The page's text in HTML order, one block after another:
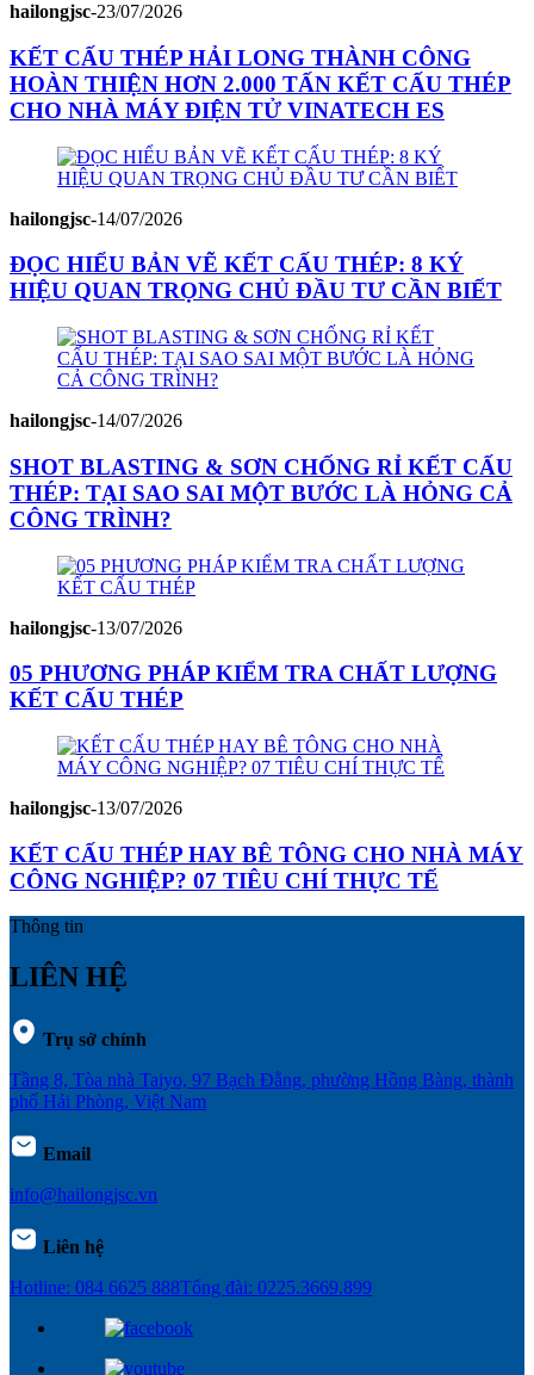
hailongjsc-23/07/2026
KẾT CẤU THÉP HẢI LONG THÀNH CÔNG
HOÀN THIỆN HƠN 2.000 TẤN KẾT CẤU THÉP
CHO NHÀ MÁY ĐIỆN TỬ VINATECH ES
hailongjsc-14/07/2026
ĐỌC HIỂU BẢN VẼ KẾT CẤU THÉP: 8 KÝ
HIỆU QUAN TRỌNG CHỦ ĐẦU TƯ CẦN BIẾT
hailongjsc-14/07/2026
SHOT BLASTING & SƠN CHỐNG RỈ KẾT CẤU
THÉP: TẠI SAO SAI MỘT BƯỚC LÀ HỎNG CẢ
CÔNG TRÌNH?
hailongjsc-13/07/2026
05 PHƯƠNG PHÁP KIỂM TRA CHẤT LƯỢNG
KẾT CẤU THÉP
hailongjsc-13/07/2026
KẾT CẤU THÉP HAY BÊ TÔNG CHO NHÀ MÁY
CÔNG NGHIỆP? 07 TIÊU CHÍ THỰC TẾ
Thông tin
LIÊN HỆ
Trụ sở chính
Tầng 8, Tòa nhà Taiyo, 97 Bạch Đằng, phường Hồng Bàng, thành
phố Hải Phòng, Việt Nam
Email
info@hailongjsc.vn
Liên hệ
Hotline: 084 6625 888Tổng đài: 0225.3669.899